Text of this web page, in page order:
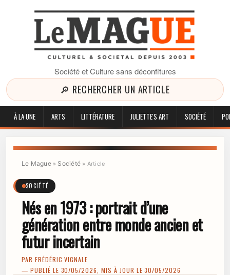
Société et Culture sans déconfitures
🔎 RECHERCHER UN ARTICLE
À LA UNE ARTS LITTÉRATURE JULIETTE'S ART SOCIÉTÉ
Le Mague» Société» Article
SOCIÉTÉ
Nés en 1973 : portrait d’une
génération entre monde ancien et
futur incertain
PAR FRÉDÉRIC VIGNALE
— PUBLIÉ LE 30/05/2026, MIS À JOUR LE 30/05/2026